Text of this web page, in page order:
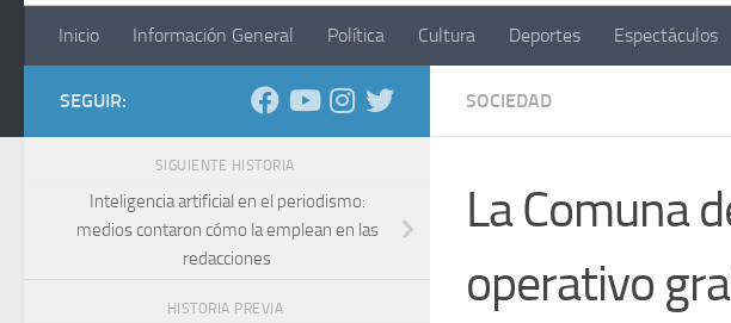
Inicio Información General Política Cultura Deportes Espectáculos
SOCIEDAD
La Comuna
operativo
SEGUIR:
SIGUIENTE HISTORIA
Inteligencia artificial en el periodismo:
medios contaron cómo la emplean en las
redacciones
HISTORIA PREVIA